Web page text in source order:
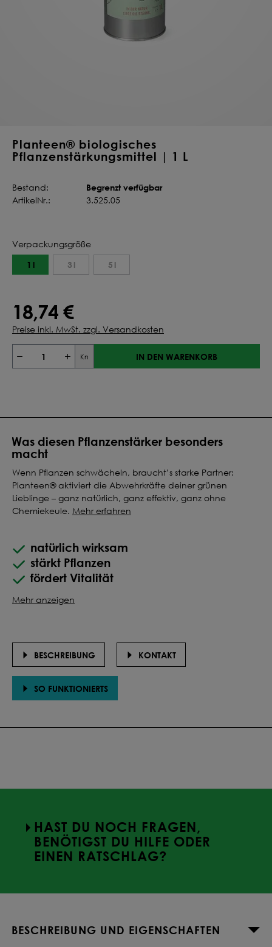
Planteen® biologisches
Pflanzenstärkungsmittel | 1 L
Was diesen Pflanzenstärker besonders
macht
Wenn Pflanzen schwächeln, braucht’s starke Partner:
Planteen® aktiviert die Abwehrkräfte deiner grünen
Lieblinge – ganz natürlich, ganz effektiv, ganz ohne
Chemiekeule. Mehr erfahren
natürlich wirksam
stärkt Pflanzen
fördert Vitalität
Mehr anzeigen
Verpackungsgröße
1 l 3 l 5 l
18,74 €
Preise inkl. MwSt. zzgl. Versandkosten
Bestand: Begrenzt verfügbar
ArtikelNr.: 3.525.05
Kn IN DEN WARENKORB
BESCHREIBUNG KONTAKT
SO FUNKTIONIERTS
HAST DU NOCH FRAGEN,
BENÖTIGST DU HILFE ODER
EINEN RATSCHLAG?
BESCHREIBUNG UND EIGENSCHAFTEN